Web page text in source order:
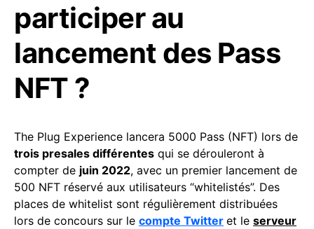
participer au
lancement des Pass
NFT ?
The Plug Experience lancera 5000 Pass (NFT) lors de
trois presales différentes qui se dérouleront à
compter de juin 2022, avec un premier lancement de
500 NFT réservé aux utilisateurs “whitelistés”. Des
places de whitelist sont régulièrement distribuées
lors de concours sur le compte Twitter et le serveur